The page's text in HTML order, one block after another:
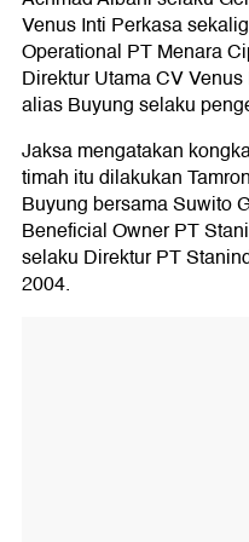
Venus Inti Perkasa
Operational PT Menara
Direktur Utama CV
alias Buyung selaku
Jaksa mengatakan
timah itu dilakukan
Buyung bersama Suwito
Beneficial Owner PT
selaku Direktur PT
2004.